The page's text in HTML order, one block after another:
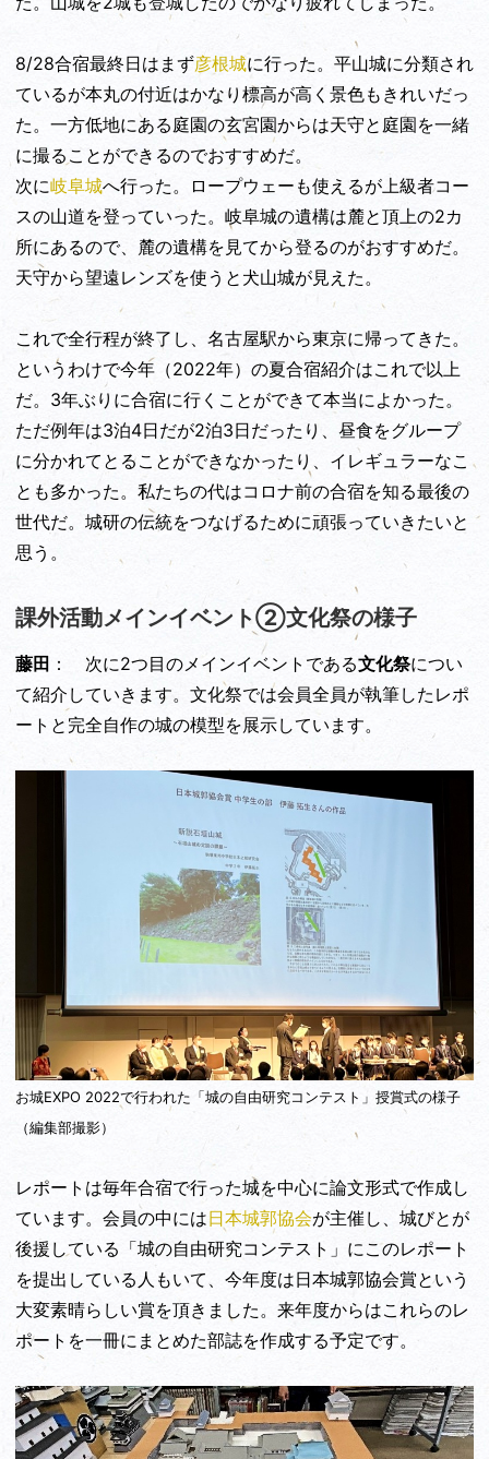
8/28合宿最終日はまず彦根城に行った。平山城に分類され
ているが本丸の付近はかなり標高が高く景色もきれいだっ
た。一方低地にある庭園の玄宮園からは天守と庭園を一緒
に撮ることができるのでおすすめだ。
次に岐阜城へ行った。ロープウェーも使えるが上級者コー
スの山道を登っていった。岐阜城の遺構は麓と頂上の2カ
所にあるので、麓の遺構を見てから登るのがおすすめだ。
天守から望遠レンズを使うと犬山城が見えた。
これで全行程が終了し、名古屋駅から東京に帰ってきた。
というわけで今年（2022年）の夏合宿紹介はこれで以上
だ。3年ぶりに合宿に行くことができて本当によかった。
ただ例年は3泊4日だが2泊3日だったり、昼食をグループ
に分かれてとることができなかったり、イレギュラーなこ
とも多かった。私たちの代はコロナ前の合宿を知る最後の
世代だ。城研の伝統をつなげるために頑張っていきたいと
思う。
課外活動メインイベント②文化祭の様子
藤田 ： 次に2つ目のメインイベントである文化祭につい
て紹介していきます。文化祭では会員全員が執筆したレポ
ートと完全自作の城の模型を展示しています。
お城EXPO 2022で行われた「城の自由研究コンテスト」授賞式の様子
（編集部撮影）
レポートは毎年合宿で行った城を中心に論文形式で作成し
ています。会員の中には日本城郭協会が主催し、城びとが
後援している「城の自由研究コンテスト」にこのレポート
を提出している人もいて、今年度は日本城郭協会賞という
大変素晴らしい賞を頂きました。来年度からはこれらのレ
ポートを一冊にまとめた部誌を作成する予定です。